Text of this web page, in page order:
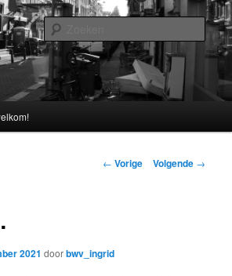
maken van…
Berichtnavigatie
← Vorige Volgende →
2021 doorbwv_ingrid